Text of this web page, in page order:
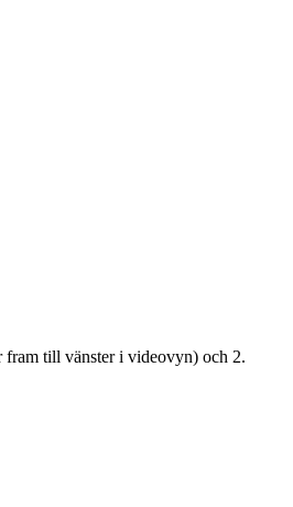
till vänster i videovyn) och 2.